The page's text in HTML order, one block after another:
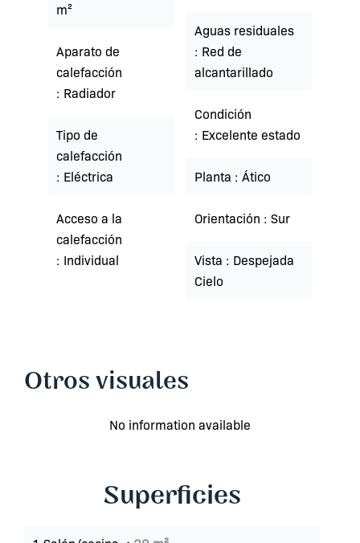
m²
Aparato de
calefacción
Radiador
Tipo de
calefacción
Eléctrica
Acceso a la
calefacción
Individual
Aguas residuales
Red de
alcantarillado
Condición
Excelente estado
Planta Ático
Orientación Sur
Vista
Despejada
Cielo
Otros visuales
No information available
Superficies